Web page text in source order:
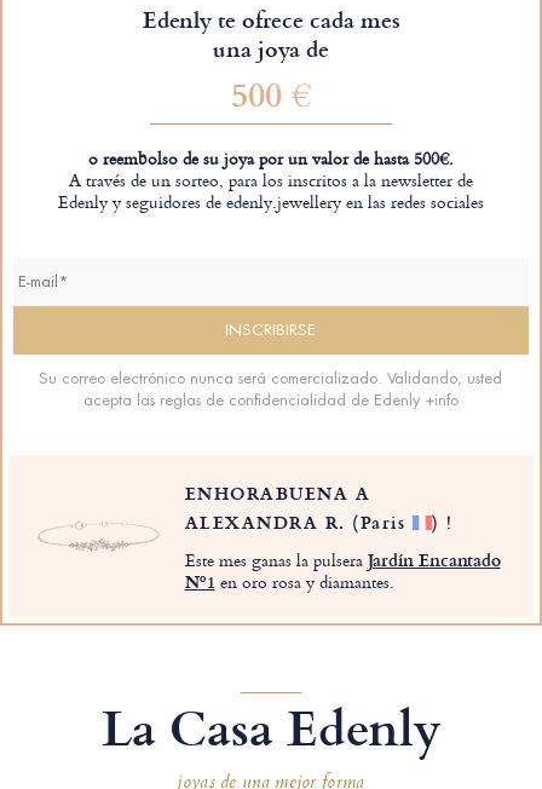
Edenly te ofrece cada mes
una joya de
500 €
o reembolso de su joya por un valor de hasta 500€.
A través de un sorteo, para los inscritos a la newsletter de
Edenly y seguidores de edenly.jewellery en las redes sociales
Su correo electrónico nunca será comercializado. Validando, usted
acepta las reglas de confidencialidad de Edenly +info
ENHORABUENA A
ALEXANDRA R. (Paris ) !
Este mes ganas la pulseraJardín Encantado
Nº1 en oro rosa y diamantes.
La Casa Edenly